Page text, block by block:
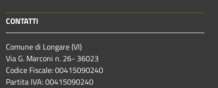
CONTATTI
Comune di Longare (VI)
Via G. Marconi n. 26- 36023
Codice Fiscale: 00415090240
Partita IVA: 00415090240